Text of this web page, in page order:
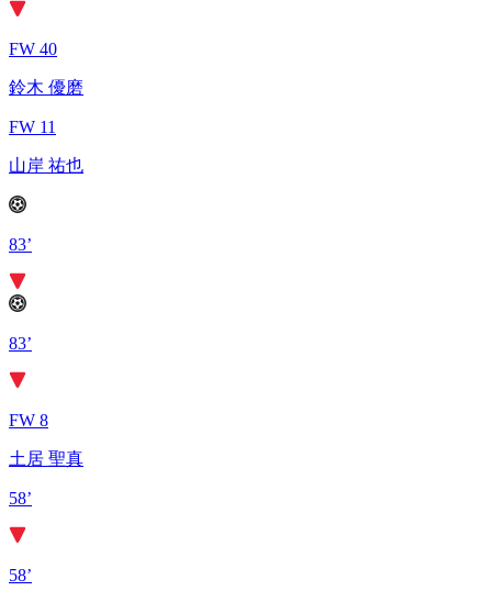
FW 40
鈴木 優磨
FW 11
山岸 祐也
83’
83’
FW 8
土居 聖真
58’
58’